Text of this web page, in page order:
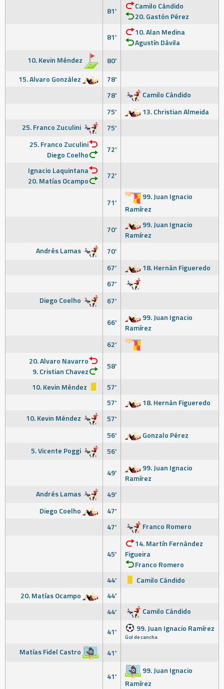
81'
Camilo Cándido
20. Gastón Pérez
81'
10. Alan Medina
Agustín Dávila
10. Kevin Méndez
80'
15. Alvaro González
78'
78'
Camilo Cándido
75'
13. Christian Almeida
25. Franco Zuculini
75'
25. Franco Zuculini
Diego Coelho
72'
Ignacio Laquintana
20. Matías Ocampo
72'
71'
99. Juan Ignacio
Ramírez
70'
99. Juan Ignacio
Ramírez
Andrés Lamas
70'
67'
18. Hernán Figueredo
67'
Diego Coelho
67'
66'
99. Juan Ignacio
Ramírez
62'
20. Alvaro Navarro
9. Cristian Chavez
58'
10. Kevin Méndez
57'
57'
18. Hernán Figueredo
10. Kevin Méndez
57'
56'
Gonzalo Pérez
5. Vicente Poggi
56'
49'
99. Juan Ignacio
Ramírez
Andrés Lamas
49'
Diego Coelho
47'
47'
Franco Romero
45'
14. Martín Fernández
Figueira
Franco Romero
44'
Camilo Cándido
20. Matías Ocampo
44'
44'
Camilo Cándido
41'
99. Juan Ignacio Ramírez
Gol de cancha
Matías Fidel Castro 41'
41'
99. Juan Ignacio
Ramírez